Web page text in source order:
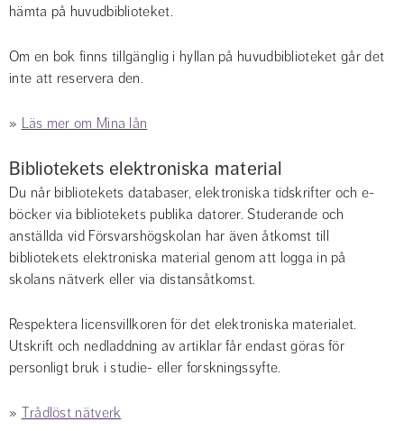
hämta på huvudbiblioteket.
Om en bok finns tillgänglig i hyllan på huvudbiblioteket går det
inte att reservera den.
» Läs mer om Mina lån
Bibliotekets elektroniska material
Du når bibliotekets databaser, elektroniska tidskrifter och e-
böcker via bibliotekets publika datorer. Studerande och
anställda vid Försvarshögskolan har även åtkomst till
bibliotekets elektroniska material genom att logga in på
skolans nätverk eller via distansåtkomst.
Respektera licensvillkoren för det elektroniska materialet.
Utskrift och nedladdning av artiklar får endast göras för
personligt bruk i studie- eller forskningssyfte.
» Trådlöst nätverk